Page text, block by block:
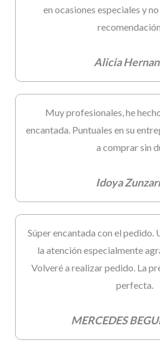
en ocasiones especiales y
Alicia
Muy profesionales, he
encantada. Puntuales en su
a comprar sin
Idoya
Súper encantada con el pedido.
la atención especialmente
Volveré a realizar pedido. La
perfecta.
MERCEDES